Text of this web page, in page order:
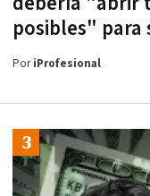
posibles" para
PoriProfesional